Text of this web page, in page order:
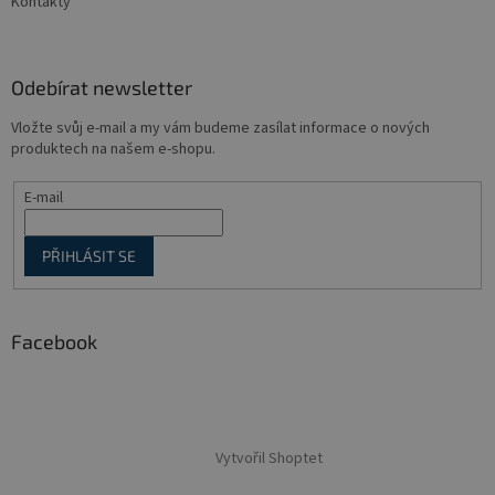
Odebírat newsletter
Vložte svůj e-mail a my vám budeme zasílat informace o nových
produktech na našem e-shopu.
E-mail
PŘIHLÁSIT SE
Facebook
Vytvořil Shoptet